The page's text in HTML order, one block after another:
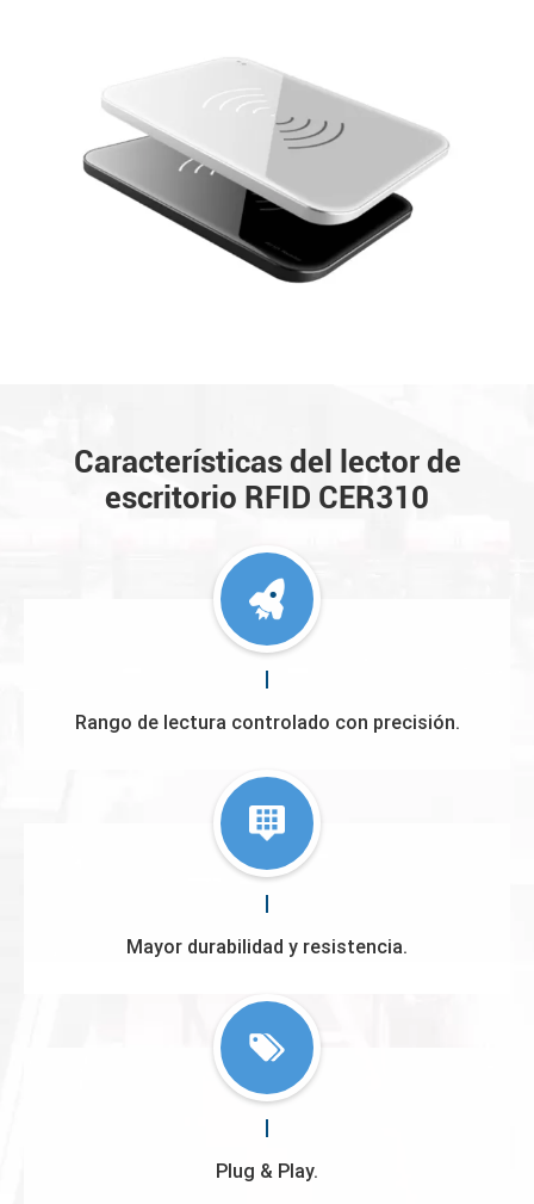
Características del lector de
escritorio RFID CER310
Rango de lectura controlado con precisión.
Mayor durabilidad y resistencia.
Plug & Play.